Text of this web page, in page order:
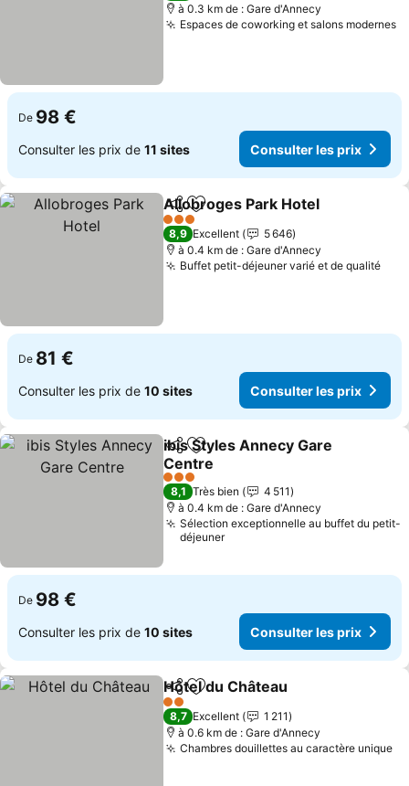
à 0.3 km de : Gare d'Annecy
Espaces de coworking et salons modernes
De 98 €
Consulter les prix de 11 sites Consulter les prix
PartagerAjouter à mes favoris
Allobroges Park Hotel
3 Étoiles
8,9 Excellent
5 646
à 0.4 km de : Gare d'Annecy
Buffet petit-déjeuner varié et de qualité
De 81 €
Consulter les prix de 10 sites Consulter les prix
PartagerAjouter à mes favoris
ibis Styles Annecy Gare
Centre
3 Étoiles
8,1 Très bien
4 511
à 0.4 km de : Gare d'Annecy
Sélection exceptionnelle au buffet du petit-
déjeuner
De 98 €
Consulter les prix de 10 sites Consulter les prix
PartagerAjouter à mes favoris
Hôtel du Château
2 Étoiles
8,7 Excellent
1 211
à 0.6 km de : Gare d'Annecy
Chambres douillettes au caractère unique